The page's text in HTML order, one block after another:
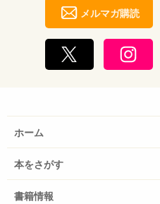
メルマガ購読
ホーム
本をさがす
書籍情報